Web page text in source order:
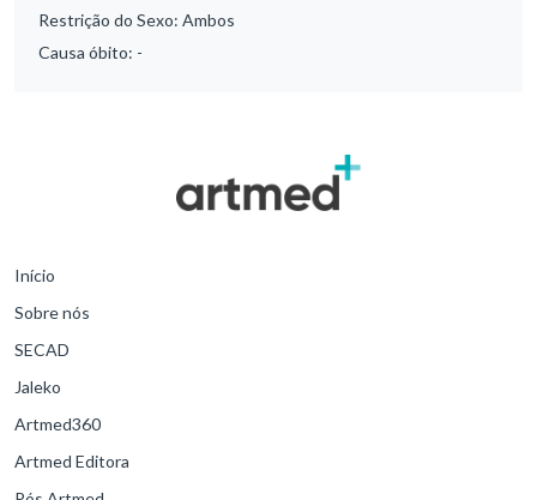
Restrição do Sexo: Ambos
Causa óbito: -
Início
Sobre nós
SECAD
Jaleko
Artmed360
Artmed Editora